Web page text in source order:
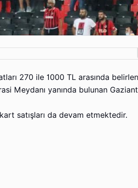
270 ile 1000 TL arasında
Meydanı yanında bulunan
satışları da devam etmektedir.